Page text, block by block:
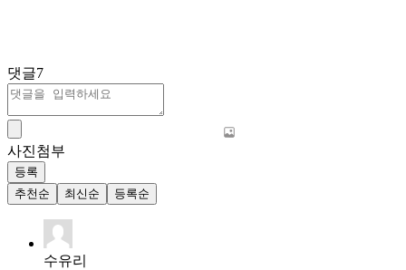
댓글7
사진첨부
등록
추천순
최신순 등록순
수유리